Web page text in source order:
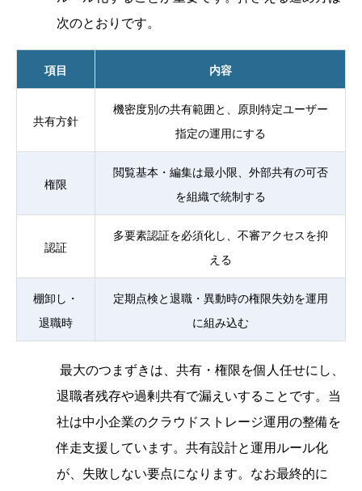
次のとおりです。
項目 内容
共有方針
機密度別の共有範囲と、原則特定ユーザー
指定の運用にする
権限
閲覧基本・編集は最小限、外部共有の可否
を組織で統制する
認証
多要素認証を必須化し、不審アクセスを抑
える
棚卸し・
退職時
定期点検と退職・異動時の権限失効を運用
に組み込む
最大のつまずきは、共有・権限を個人任せにし、
退職者残存や過剰共有で漏えいすることです。当
社は中小企業のクラウドストレージ運用の整備を
伴走支援しています。共有設計と運用ルール化
が、失敗しない要点になります。なお最終的に